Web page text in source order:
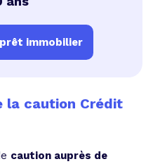
immobilier
la caution Crédit
caution auprès de